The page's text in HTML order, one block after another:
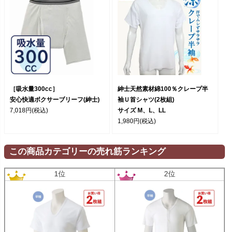
［吸水量300cc］
安心快適ボクサーブリーフ(紳士)
7,018円(税込)
紳士天然素材綿100％クレープ半
袖Ｕ首シャツ(2枚組)
サイズ M、L、LL
1,980円(税込)
この商品カテゴリーの売れ筋ランキング
1位 2位